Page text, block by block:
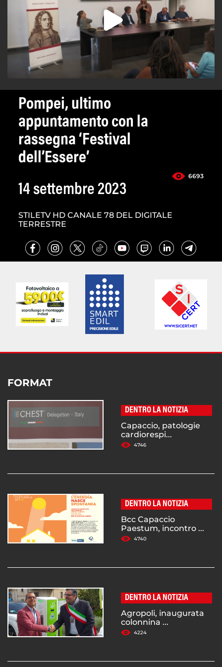
Pompei, ultimo
appuntamento con la
rassegna ‘Festival
dell’Essere’
6693
14 settembre 2023
STILETV HD CANALE 78 DEL DIGITALE
TERRESTRE
FORMAT
DENTRO LA NOTIZIA
Capaccio, patologie
cardiorespi...
4746
DENTRO LA NOTIZIA
Bcc Capaccio
Paestum, incontro ...
4740
DENTRO LA NOTIZIA
Agropoli, inaugurata
colonnina ...
4224